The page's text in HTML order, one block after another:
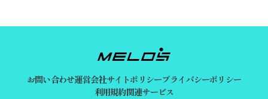
お問い合わせ運営会社サイトポリシープライバシーポリシー
利用規約関連サービス